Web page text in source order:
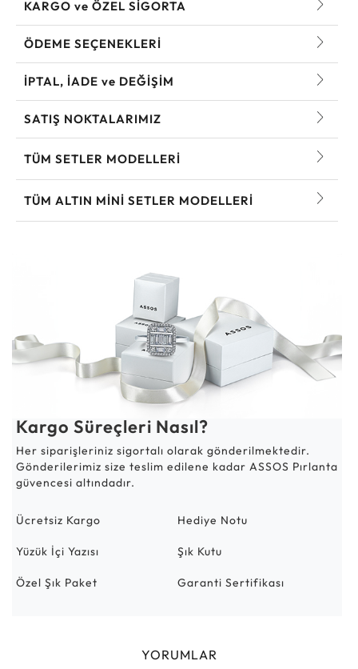
KARGO ve ÖZEL SİGORTA
ÖDEME SEÇENEKLERİ
İPTAL, İADE ve DEĞİŞİM
SATIŞ NOKTALARIMIZ
TÜM SETLER MODELLERI
TÜM ALTIN MINI SETLER MODELLERI
Kargo Süreçleri Nasıl?
Her siparişleriniz sigortalı olarak gönderilmektedir.
Gönderilerimiz size teslim edilene kadar ASSOS Pırlanta
güvencesi altındadır.
Ücretsiz Kargo Hediye Notu
Yüzük İçi Yazısı Şık Kutu
Özel Şık Paket Garanti Sertifikası
YORUMLAR